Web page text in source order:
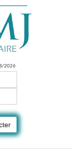
2026